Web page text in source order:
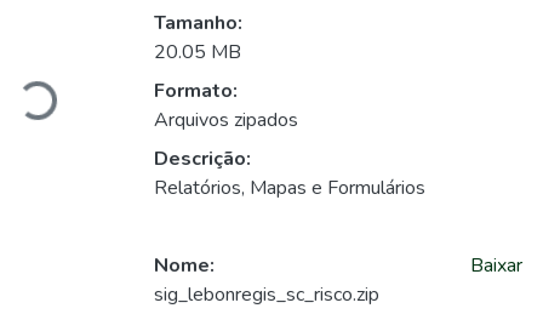
Carregando...
Tamanho:
20.05 MB
Formato:
Arquivos zipados
Descrição:
Relatórios, Mapas e Formulários
Nome:
sig_lebonregis_sc_risco.zip
Baixar